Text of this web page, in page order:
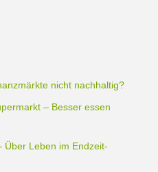
nicht nachhaltig?
– Besser essen
Über Leben im Endzeit-